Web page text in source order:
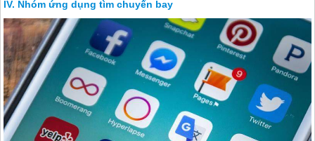
Nhóm ứng dụng tìm chuyến bay